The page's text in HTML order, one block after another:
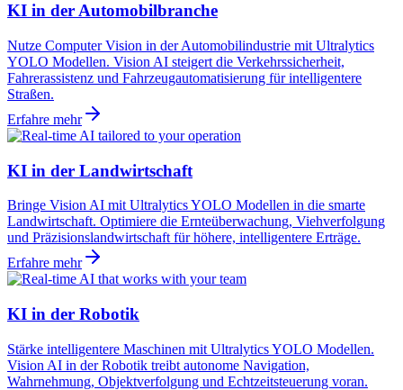
KI in der Automobilbranche
Nutze Computer Vision in der Automobilindustrie mit Ultralytics
YOLO Modellen. Vision AI steigert die Verkehrssicherheit,
Fahrerassistenz und Fahrzeugautomatisierung für intelligentere
Straßen.
Erfahre mehr
KI in der Landwirtschaft
Bringe Vision AI mit Ultralytics YOLO Modellen in die smarte
Landwirtschaft. Optimiere die Ernteüberwachung, Viehverfolgung
und Präzisionslandwirtschaft für höhere, intelligentere Erträge.
Erfahre mehr
KI in der Robotik
Stärke intelligentere Maschinen mit Ultralytics YOLO Modellen.
Vision AI in der Robotik treibt autonome Navigation,
Wahrnehmung, Objektverfolgung und Echtzeitsteuerung voran.